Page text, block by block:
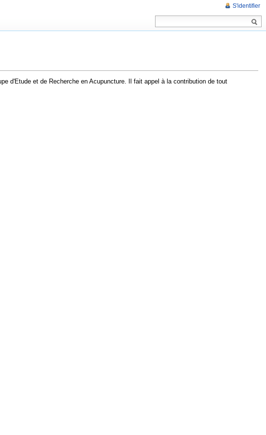
d'Etude et de Recherche en Acupuncture. Il fait appel à la contribution de tout
S'identifier